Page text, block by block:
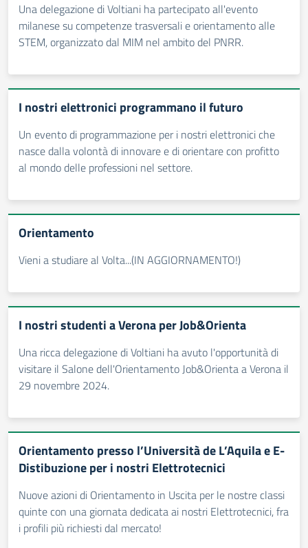
Una delegazione di Voltiani ha partecipato all'evento
milanese su competenze trasversali e orientamento alle
STEM, organizzato dal MIM nel ambito del PNRR.
I nostri elettronici programmano il futuro
Un evento di programmazione per i nostri elettronici che
nasce dalla volontà di innovare e di orientare con profitto
al mondo delle professioni nel settore.
Orientamento
Vieni a studiare al Volta...(IN AGGIORNAMENTO!)
I nostri studenti a Verona per Job&Orienta
Una ricca delegazione di Voltiani ha avuto l'opportunità di
visitare il Salone dell'Orientamento Job&Orienta a Verona il
29 novembre 2024.
Orientamento presso l’Università de L’Aquila e E-
Distibuzione per i nostri Elettrotecnici
Nuove azioni di Orientamento in Uscita per le nostre classi
quinte con una giornata dedicata ai nostri Elettrotecnici, fra
i profili più richiesti dal mercato!